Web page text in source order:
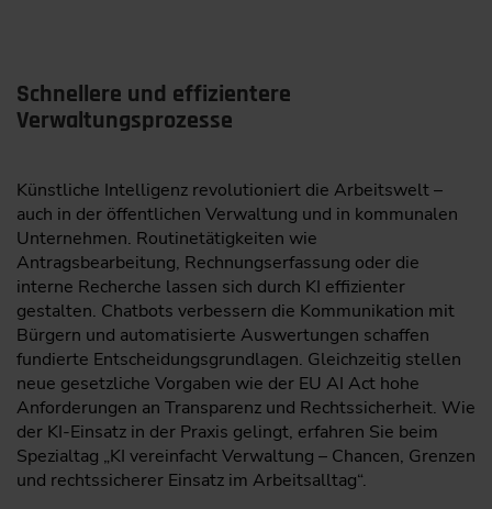
Schnellere und effizientere
Verwaltungsprozesse
Künstliche Intelligenz revolutioniert die Arbeitswelt –
auch in der öffentlichen Verwaltung und in kommunalen
Unternehmen. Routinetätigkeiten wie
Antragsbearbeitung, Rechnungserfassung oder die
interne Recherche lassen sich durch KI effizienter
gestalten. Chatbots verbessern die Kommunikation mit
Bürgern und automatisierte Auswertungen schaffen
fundierte Entscheidungsgrundlagen. Gleichzeitig stellen
neue gesetzliche Vorgaben wie der EU AI Act hohe
Anforderungen an Transparenz und Rechtssicherheit. Wie
der KI-Einsatz in der Praxis gelingt, erfahren Sie beim
Spezialtag „KI vereinfacht Verwaltung – Chancen, Grenzen
und rechtssicherer Einsatz im Arbeitsalltag“.